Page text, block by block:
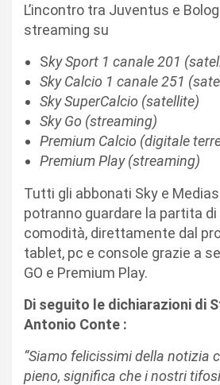
L’incontro tra Juventus e
streaming su
Sky Sport 1 canale 201
Sky Calcio 1 canale 251
Sky SuperCalcio (satellite)
Sky Go (streaming)
Premium Calcio (digitale
Premium Play (streaming)
Tutti gli abbonati Sky e
potranno guardare la partita di
comodità, direttamente dal
tablet, pc e console grazie a
GO e Premium Play.
Di seguito le dichiarazioni di
Antonio Conte :
“Siamo felicissimi della notizia
pieno, significa che i nostri